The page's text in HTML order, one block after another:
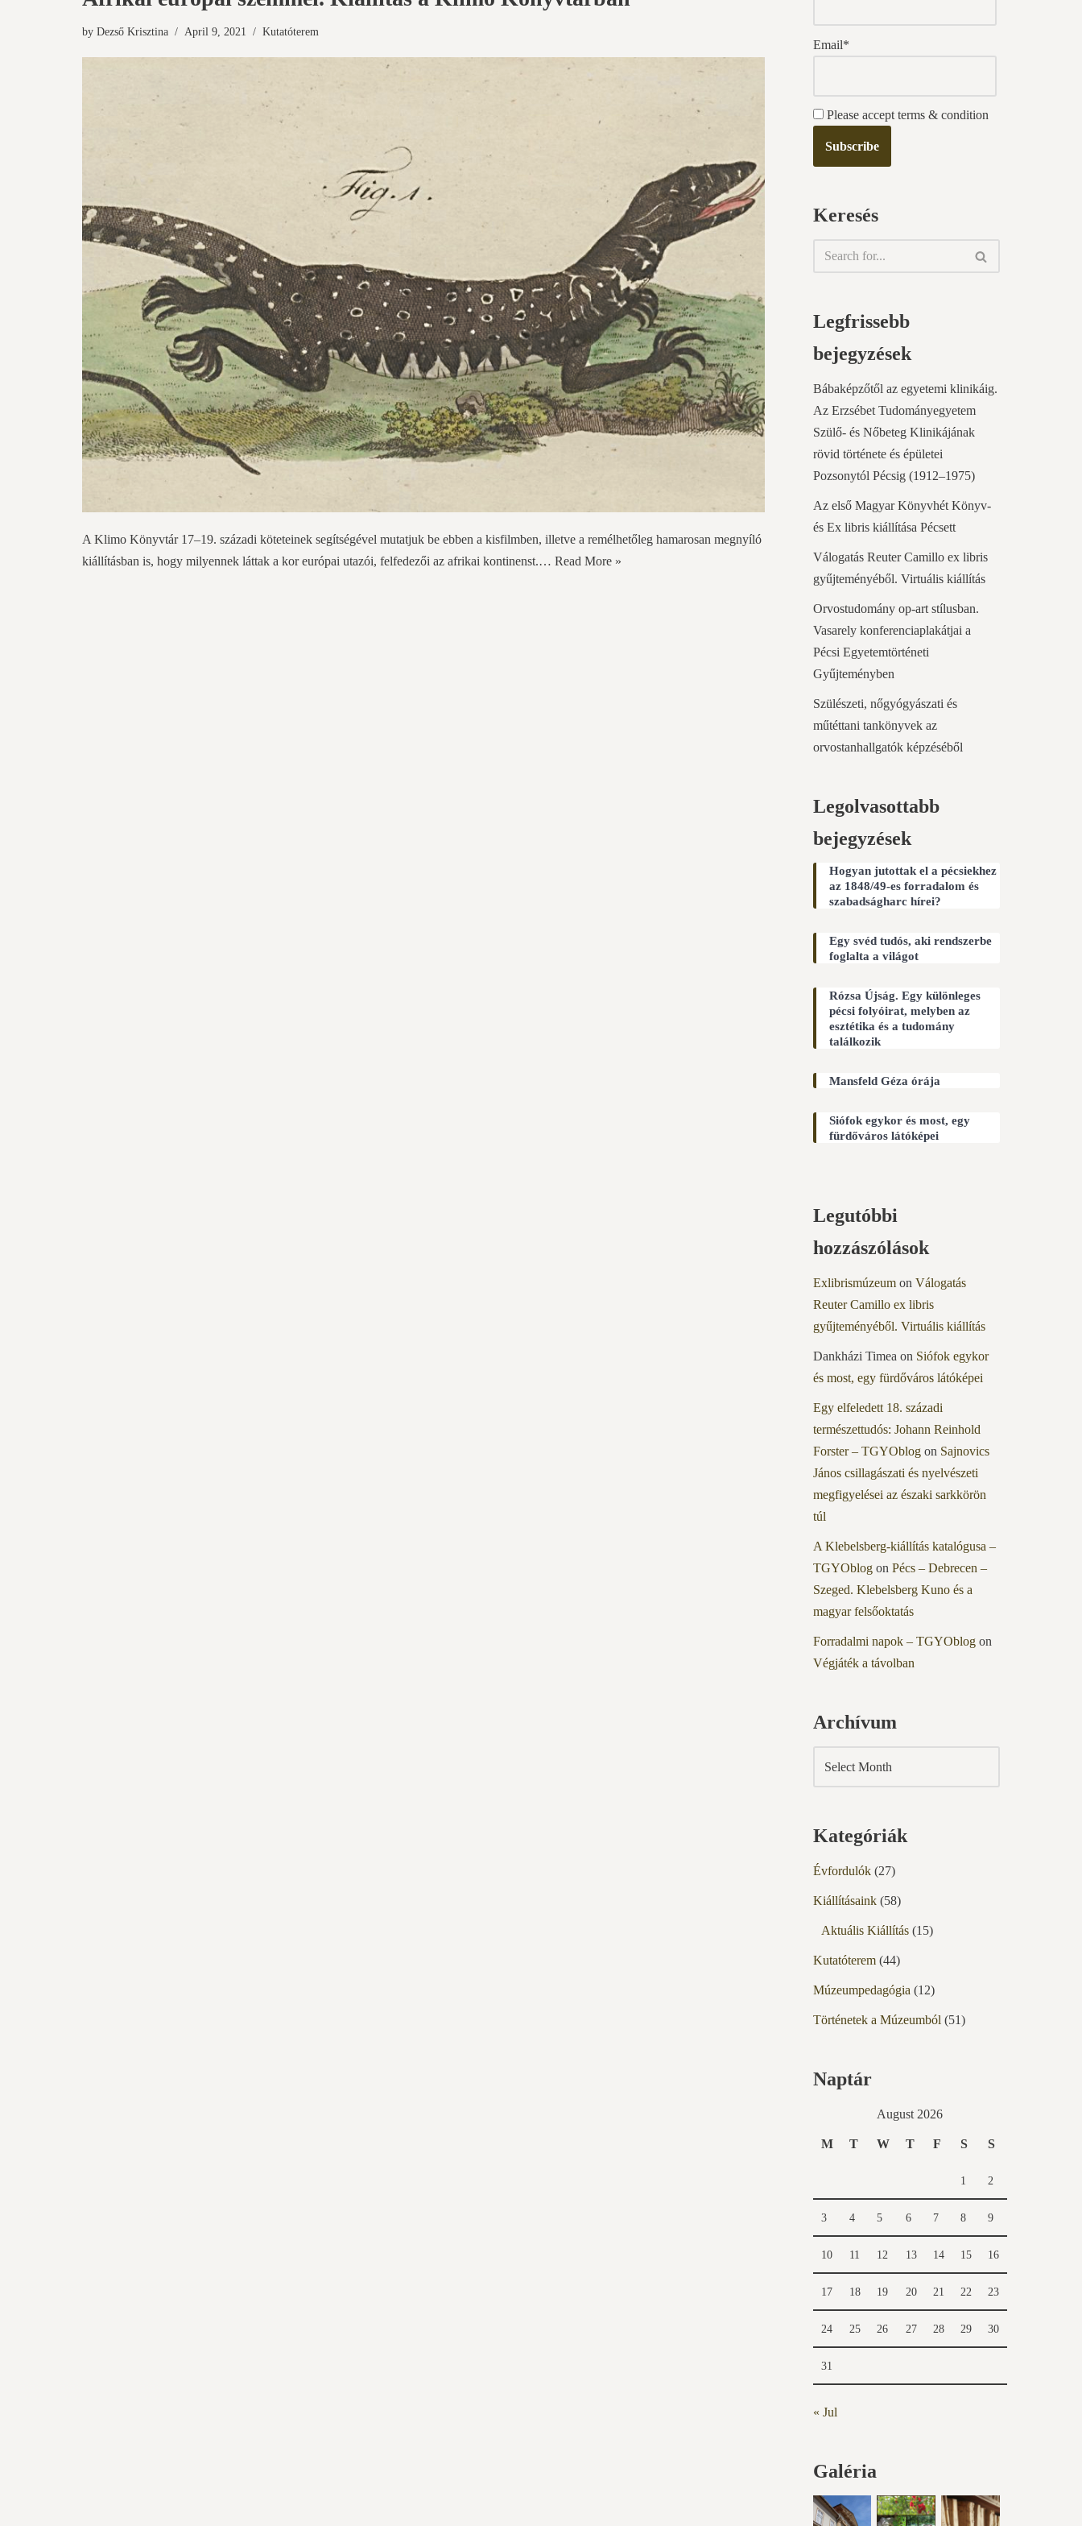
by Dezső Krisztina April 9, 2021 Kutatóterem
A Klimo Könyvtár 17–19. századi köteteinek segítségével mutatjuk be ebben a kisfilmben, illetve a remélhetőleg hamarosan megnyíló
kiállításban is, hogy milyennek láttak a kor európai utazói, felfedezői az afrikai kontinenst.… Read More »
Email*
Please accept terms & condition
Keresés
Legfrissebb
bejegyzések
Bábaképzőtől az egyetemi klinikáig.
Az Erzsébet Tudományegyetem
Szülő- és Nőbeteg Klinikájának
rövid története és épületei
Pozsonytól Pécsig (1912–1975)
Az első Magyar Könyvhét Könyv-
és Ex libris kiállítása Pécsett
Válogatás Reuter Camillo ex libris
gyűjteményéből. Virtuális kiállítás
Orvostudomány op-art stílusban.
Vasarely konferenciaplakátjai a
Pécsi Egyetemtörténeti
Gyűjteményben
Szülészeti, nőgyógyászati és
műtéttani tankönyvek az
orvostanhallgatók képzéséből
Legolvasottabb
bejegyzések
Hogyan jutottak el a pécsiekhez
az 1848/49-es forradalom és
szabadságharc hírei?
Egy svéd tudós, aki rendszerbe
foglalta a világot
Rózsa Újság. Egy különleges
pécsi folyóirat, melyben az
esztétika és a tudomány
találkozik
Mansfeld Géza órája
Siófok egykor és most, egy
fürdőváros látóképei
Legutóbbi
hozzászólások
Exlibrismúzeumon Válogatás
Reuter Camillo ex libris
gyűjteményéből. Virtuális kiállítás
Dankházi Timea on Siófok egykor
és most, egy fürdőváros látóképei
Egy elfeledett 18. századi
természettudós: Johann Reinhold
Forster – TGYOblogon Sajnovics
János csillagászati és nyelvészeti
megfigyelései az északi sarkkörön
túl
A Klebelsberg-kiállítás katalógusa –
TGYOblogon Pécs – Debrecen –
Szeged. Klebelsberg Kuno és a
magyar felsőoktatás
Forradalmi napok – TGYOblogon
Végjáték a távolban
Archívum
Kategóriák
Évfordulók(27)
Kiállításaink(58)
Aktuális Kiállítás(15)
Kutatóterem(44)
Múzeumpedagógia (12)
Történetek a Múzeumból (51)
Naptár
August 2026
M T W T F S S
1 2
3 4 5 6 7 8 9
10 11 12 13 14 15 16
17 18 19 20 21 22 23
24 25 26 27 28 29 30
31
« Jul
Galéria